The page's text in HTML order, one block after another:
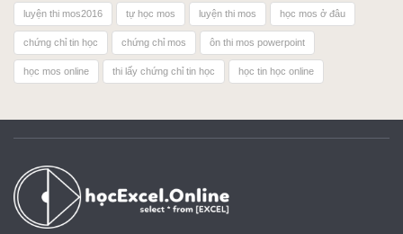
luyện thi mos2016 tự học mos luyện thi mos học mos ở đâu
chứng chỉ tin học chứng chỉ mos ôn thi mos powerpoint
học mos online thi lấy chứng chỉ tin học học tin học online